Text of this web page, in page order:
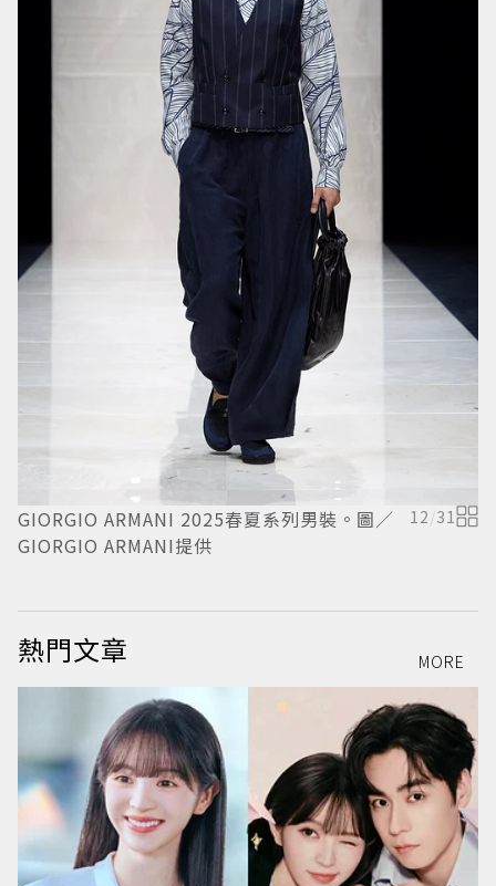
GIORGIO ARMANI 2025春夏系列男裝。圖／
GIORGIO ARMANI提供
12/31
熱門文章 MORE